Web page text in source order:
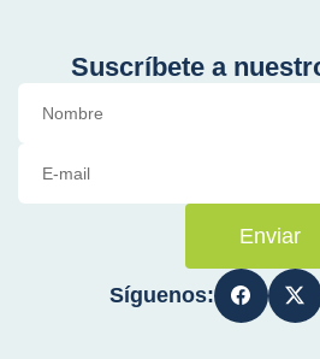
Suscríbete a
Enviar
Síguenos: